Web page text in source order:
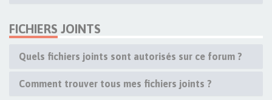
FICHIERS JOINTS
Quels fichiers joints sont autorisés sur ce forum ?
Comment trouver tous mes fichiers joints ?